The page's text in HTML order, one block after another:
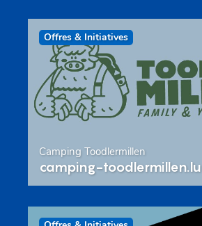
Offres & Initiatives
Camping Toodlermillen
camping-toodlermillen.lu